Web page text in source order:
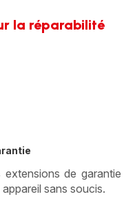
la réparabilité
de garantie
sans soucis.